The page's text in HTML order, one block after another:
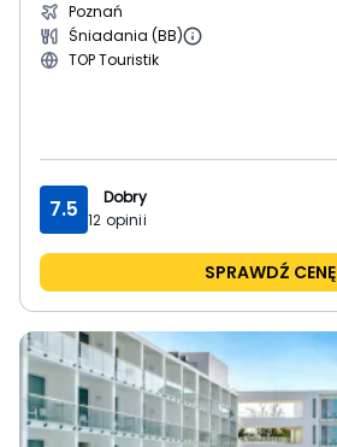
Poznań
Śniadania (BB)
TOP Touristik
7.5
Dobry
12 opinii
SPRAWDŹ CENĘ